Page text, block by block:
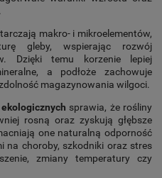
makro- i mikroelementów,
gleby, wspierając rozwój
Dzięki temu korzenie lepiej
a podłoże zachowuje
magazynowania wilgoci.
sprawia, że rośliny
rosną oraz zyskują głębsze
one naturalną odporność
na choroby, szkodniki oraz stres
zmiany temperatury czy